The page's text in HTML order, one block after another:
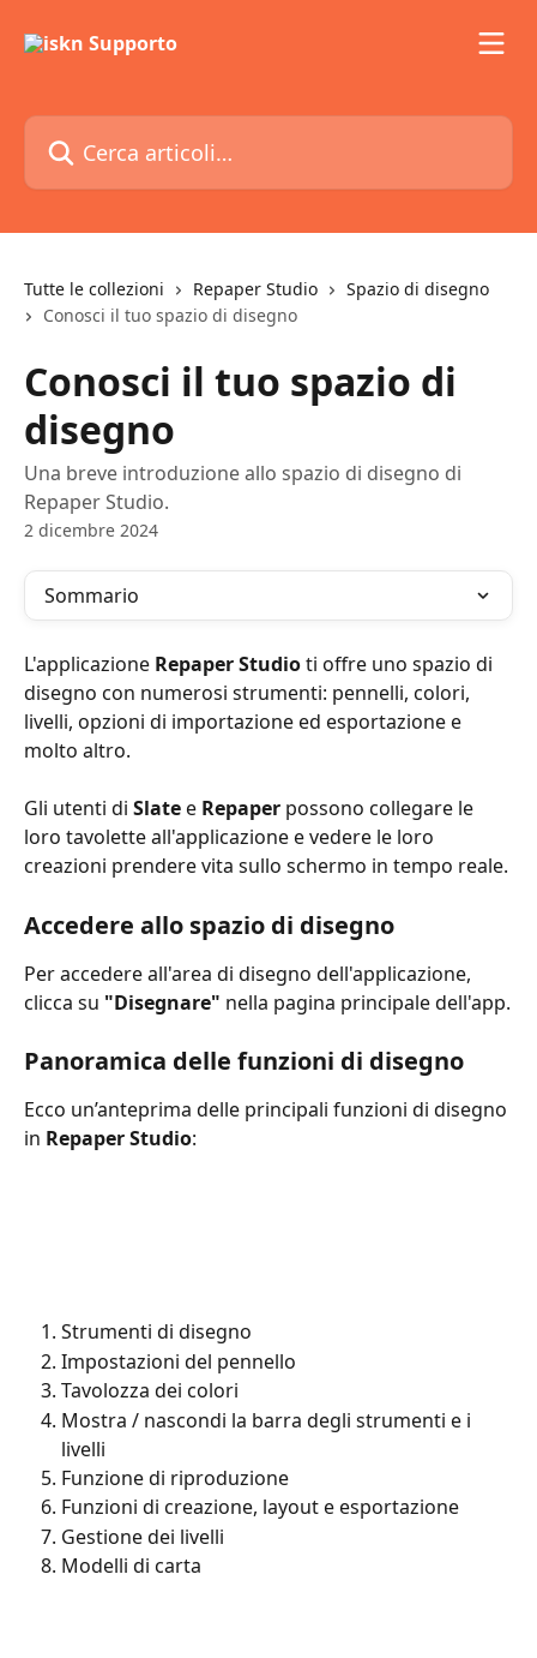
Cerca articoli…
Tutte le collezioni Repaper Studio
Spazio di disegno
Conosci il tuo spazio di disegno
Conosci il tuo spazio di
disegno
Una breve introduzione allo spazio di disegno di
Repaper Studio.
2 dicembre 2024
Sommario
L'applicazione Repaper Studio ti offre uno spazio di
disegno con numerosi strumenti: pennelli, colori,
livelli, opzioni di importazione ed esportazione e
molto altro.
Gli utenti di Slate e Repaper possono collegare le
loro tavolette all'applicazione e vedere le loro
creazioni prendere vita sullo schermo in tempo reale.
Accedere allo spazio di disegno
Per accedere all'area di disegno dell'applicazione,
clicca su "Disegnare" nella pagina principale dell'app.
Panoramica delle funzioni di disegno
Ecco un’anteprima delle principali funzioni di disegno
in Repaper Studio:
Strumenti di disegno
Impostazioni del pennello
Tavolozza dei colori
Mostra / nascondi la barra degli strumenti e i
livelli
Funzione di riproduzione
Funzioni di creazione, layout e esportazione
Gestione dei livelli
Modelli di carta